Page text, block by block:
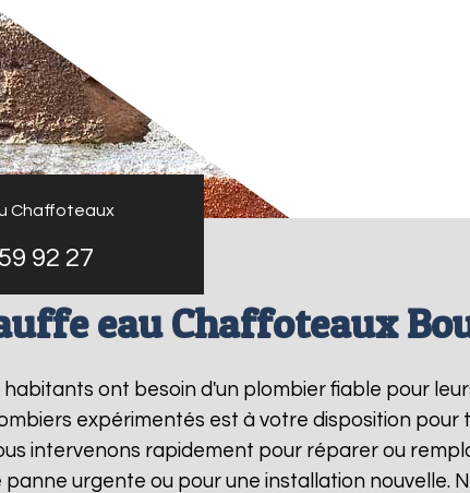
Chaffoteaux
92 27
eau Chaffoteaux
habitants ont besoin d'un plombier fiable pour
expérimentés est à votre disposition pour
intervenons rapidement pour réparer ou
panne urgente ou pour une installation nouvelle.